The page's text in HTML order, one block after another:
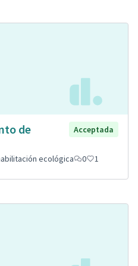
de
Acceptada
ecológica 0 1